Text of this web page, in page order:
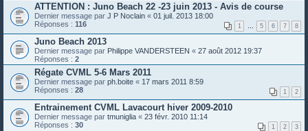
ATTENTION : Juno Beach 22 -23 juin 2013 - Avis de course
Dernier message par J P Noclain « 01 juil. 2013 18:00
Réponses : 116 1 5 6 7 8
Juno Beach 2013
Dernier message par Philippe VANDERSTEEN « 27 août 2012 19:37
Réponses : 2
Régate CVML 5-6 Mars 2011
Dernier message par ph.boite « 17 mars 2011 8:59
Réponses : 28 1 2
Entrainement CVML Lavacourt hiver 2009-2010
Dernier message par tmuniglia « 23 févr. 2010 11:14
Réponses : 30 1 2 3